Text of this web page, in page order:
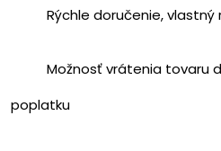
Rýchle doručenie, vlastný
Možnosť vrátenia tovaru
poplatku